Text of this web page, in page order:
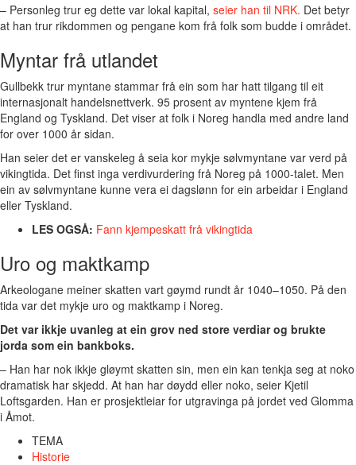
– Personleg trur eg dette var lokal kapital, seier han til NRK. Det betyr
at han trur rikdommen og pengane kom frå folk som budde i området.
Myntar frå utlandet
Gullbekk trur myntane stammar frå ein som har hatt tilgang til eit
internasjonalt handelsnettverk. 95 prosent av myntene kjem frå
England og Tyskland. Det viser at folk i Noreg handla med andre land
for over 1000 år sidan.
Han seier det er vanskeleg å seia kor mykje sølvmyntane var verd på
vikingtida. Det finst inga verdivurdering frå Noreg på 1000-talet. Men
ein av sølvmyntane kunne vera ei dagslønn for ein arbeidar i England
eller Tyskland.
LES OGSÅ: Fann kjempeskatt frå vikingtida
Uro og maktkamp
Arkeologane meiner skatten vart gøymd rundt år 1040–1050. På den
tida var det mykje uro og maktkamp i Noreg.
Det var ikkje uvanleg at ein grov ned store verdiar og brukte
jorda som ein bankboks.
– Han har nok ikkje gløymt skatten sin, men ein kan tenkja seg at noko
dramatisk har skjedd. At han har døydd eller noko, seier Kjetil
Loftsgarden. Han er prosjektleiar for utgravinga på jordet ved Glomma
i Åmot.
TEMA
Historie